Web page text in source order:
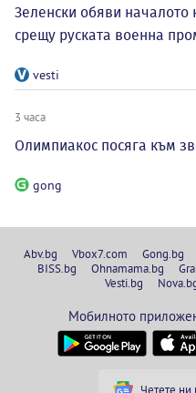
Зеленски обяви
срещу руската военна
vesti
3 часа
Олимпиакос посяга към
gong
Abv.bg Vbox7.com Gong.bg
BISS.bg
Ohnamama.bg
Vesti.bg
Мобилното
Четете ни